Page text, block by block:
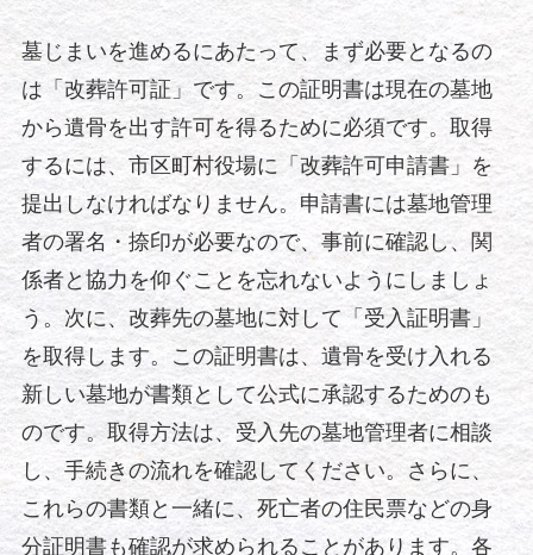
墓じまいを進めるにあたって、まず必要となるの
は「改葬許可証」です。この証明書は現在の墓地
から遺骨を出す許可を得るために必須です。取得
するには、市区町村役場に「改葬許可申請書」を
提出しなければなりません。申請書には墓地管理
者の署名・捺印が必要なので、事前に確認し、関
係者と協力を仰ぐことを忘れないようにしましょ
う。次に、改葬先の墓地に対して「受入証明書」
を取得します。この証明書は、遺骨を受け入れる
新しい墓地が書類として公式に承認するためのも
のです。取得方法は、受入先の墓地管理者に相談
し、手続きの流れを確認してください。さらに、
これらの書類と一緒に、死亡者の住民票などの身
分証明書も確認が求められることがあります。各